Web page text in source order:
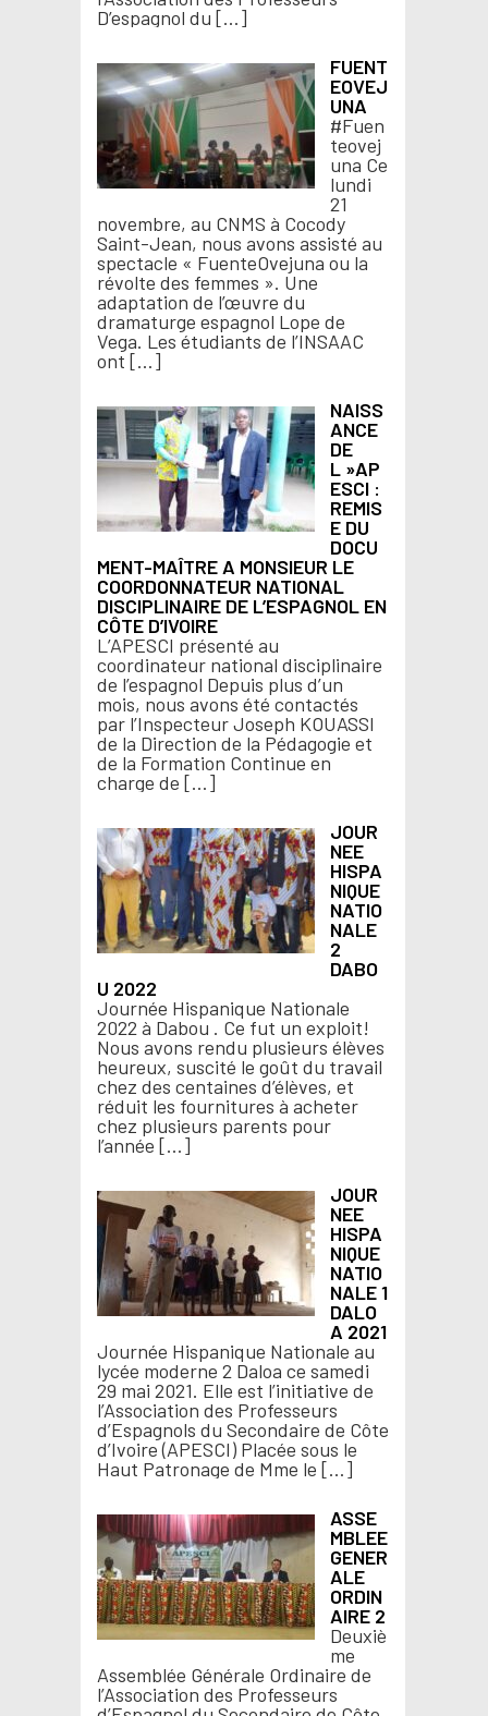
D’espagnol du […]
FUENT
EOVEJ
UNA
#Fuen
teovej
una Ce
lundi
21
novembre, au CNMS à Cocody
Saint-Jean, nous avons assisté au
spectacle « FuenteOvejuna ou la
révolte des femmes ». Une
adaptation de l’œuvre du
dramaturge espagnol Lope de
Vega. Les étudiants de l’INSAAC
ont […]
NAISS
ANCE
DE
L »AP
ESCI :
REMIS
E DU
DOCU
MENT-MAÎTRE A MONSIEUR LE
COORDONNATEUR NATIONAL
DISCIPLINAIRE DE L’ESPAGNOL EN
CÔTE D’IVOIRE
L’APESCI présenté au
coordinateur national disciplinaire
de l’espagnol Depuis plus d’un
mois, nous avons été contactés
par l’Inspecteur Joseph KOUASSI
de la Direction de la Pédagogie et
de la Formation Continue en
charge de […]
JOUR
NEE
HISPA
NIQUE
NATIO
NALE
2
DABO
U 2022
Journée Hispanique Nationale
2022 à Dabou . Ce fut un exploit!
Nous avons rendu plusieurs élèves
heureux, suscité le goût du travail
chez des centaines d’élèves, et
réduit les fournitures à acheter
chez plusieurs parents pour
l’année […]
JOUR
NEE
HISPA
NIQUE
NATIO
NALE 1
DALO
A 2021
Journée Hispanique Nationale au
lycée moderne 2 Daloa ce samedi
29 mai 2021. Elle est l’initiative de
l’Association des Professeurs
d’Espagnols du Secondaire de Côte
d’Ivoire (APESCI) Placée sous le
Haut Patronage de Mme le […]
ASSE
MBLEE
GENER
ALE
ORDIN
AIRE 2
Deuxiè
me
Assemblée Générale Ordinaire de
l’Association des Professeurs